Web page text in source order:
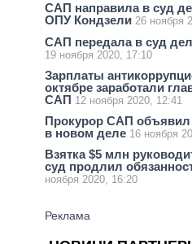
САП направила в суд
ОПУ Кондзели 26 ноября
САП передала в суд
19 ноября 2020, 17:10
Зарплаты
октябре заработали
САП 12 ноября 2020, 12:41
Прокурор САП
в новом деле 16 ноября
Взятка $5 млн
суд продлил
ноября 2020, 16:20